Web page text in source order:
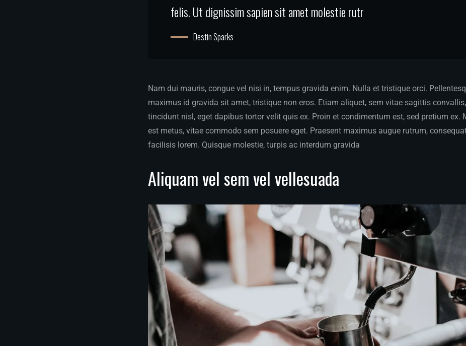
felis. Ut dignissim sapien sit amet molestie rutr
Destin Sparks
Nam dui mauris, congue vel nisi in, tempus gravida enim. Nulla et tristique orci.
maximus id gravida sit amet, tristique non eros. Etiam aliquet, sem vitae sagittis
tincidunt nisl, eget dapibus tortor velit quis ex. Proin et condimentum est, sed pretium ex.
est metus, vitae commodo sem posuere eget. Praesent maximus augue rutrum,
facilisis lorem. Quisque molestie, turpis ac interdum gravida
Aliquam vel sem vel vellesuada